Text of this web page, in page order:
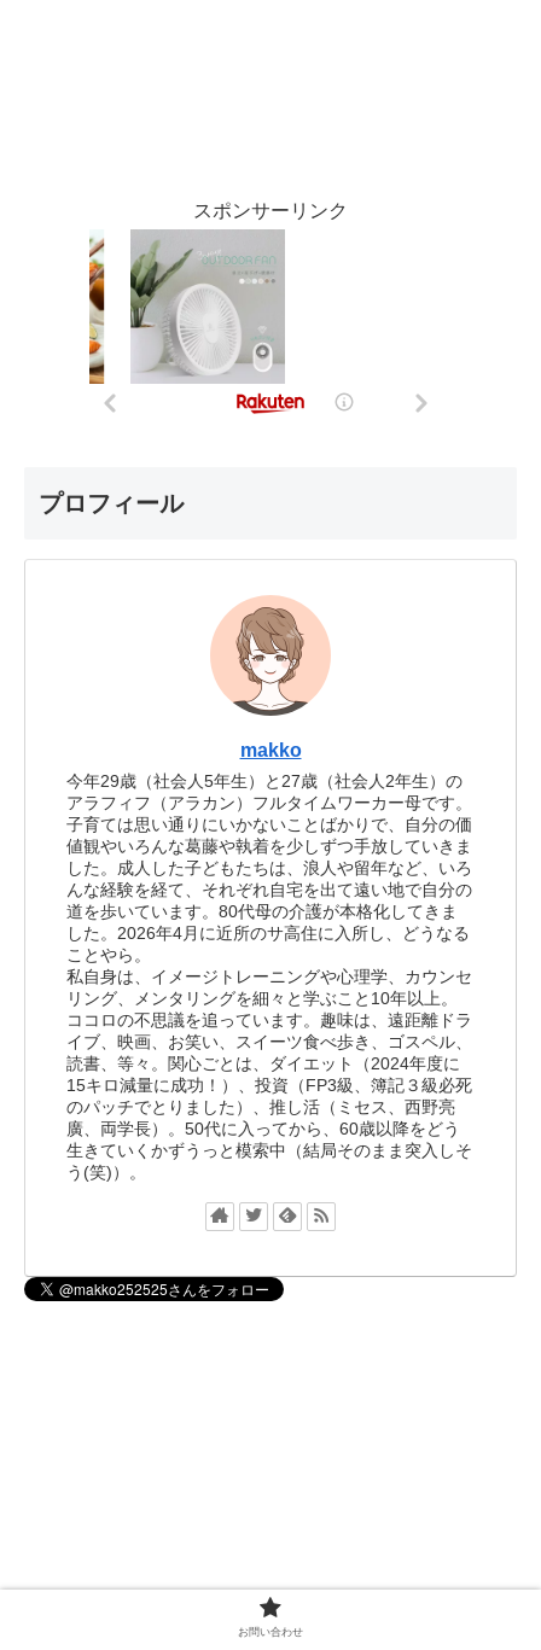
スポンサーリンク
プロフィール
makko
今年29歳（社会人5年生）と27歳（社会人2年生）の
アラフィフ（アラカン）フルタイムワーカー母です。
子育ては思い通りにいかないことばかりで、自分の価
値観やいろんな葛藤や執着を少しずつ手放していきま
した。成人した子どもたちは、浪人や留年など、いろ
んな経験を経て、それぞれ自宅を出て遠い地で自分の
道を歩いています。80代母の介護が本格化してきま
した。2026年4月に近所のサ高住に入所し、どうなる
ことやら。
私自身は、イメージトレーニングや心理学、カウンセ
リング、メンタリングを細々と学ぶこと10年以上。
ココロの不思議を追っています。趣味は、遠距離ドラ
イブ、映画、お笑い、スイーツ食べ歩き、ゴスペル、
読書、等々。関心ごとは、ダイエット（2024年度に
15キロ減量に成功！）、投資（FP3級、簿記３級必死
のパッチでとりました）、推し活（ミセス、西野亮
廣、両学長）。50代に入ってから、60歳以降をどう
生きていくかずうっと模索中（結局そのまま突入しそ
う(笑)）。
お問い合わせ